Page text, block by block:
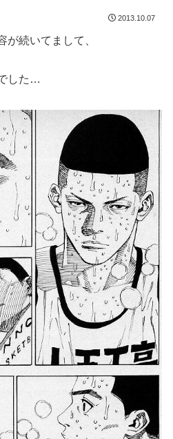
2013.10.07
が続いてまして、
した…